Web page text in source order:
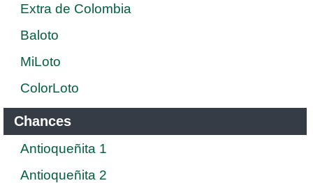
Extra de Colombia
Baloto
MiLoto
ColorLoto
Chances
Antioqueñita 1
Antioqueñita 2